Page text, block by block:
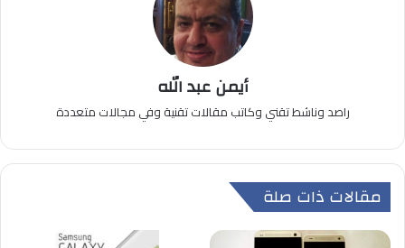
أيمن عبد الله
راصد وناشط تقني وكاتب مقالات تقنية وفي مجالات متعددة
مقالات ذات صلة